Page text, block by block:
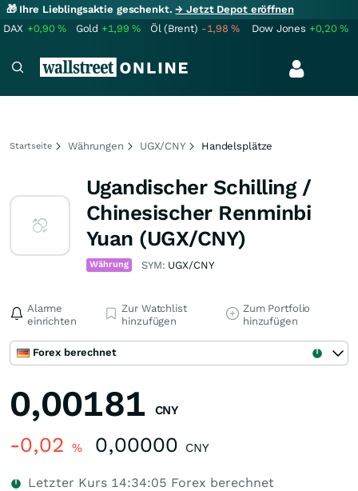
🎁 Ihre Lieblingsaktie geschenkt.→ Jetzt Depot eröffnen
DAX +0,90% Gold +1,99% Öl (Brent) -1,98% Dow Jones +0,20%
Startseite Währungen UGX/CNY Handelsplätze
Ugandischer Schilling /
Chinesischer Renminbi
Yuan (UGX/CNY)
Währung SYM: UGX/CNY
Alarme
einrichten
Zur Watchlist
hinzufügen
Zum Portfolio
hinzufügen
Forex berechnet
0,00181 CNY
-0,02 % 0,00000 CNY
Letzter Kurs 14:34:05 Forex berechnet